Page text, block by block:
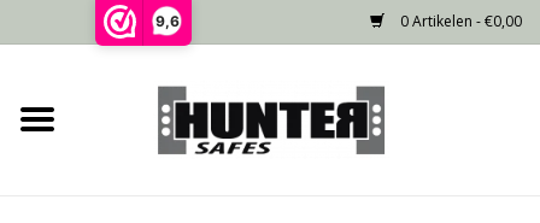
9,6 0 Artikelen - €0,00
Home